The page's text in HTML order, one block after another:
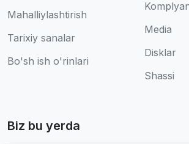
Mahalliylashtirish
Tarixiy sanalar
Bo'sh ish o'rinlari
Media
Disklar
Shassi
Biz bu yerda